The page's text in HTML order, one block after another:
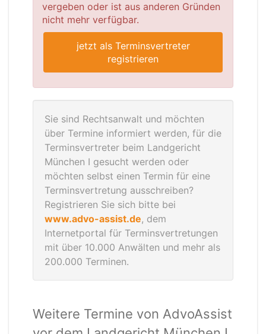
vergeben oder ist aus anderen Gründen
nicht mehr verfügbar.
jetzt als Terminsvertreter
registrieren
Sie sind Rechtsanwalt und möchten
über Termine informiert werden, für die
Terminsvertreter beim Landgericht
München I gesucht werden oder
möchten selbst einen Termin für eine
Terminsvertretung ausschreiben?
Registrieren Sie sich bitte bei
www.advo-assist.de, dem
Internetportal für Terminsvertretungen
mit über 10.000 Anwälten und mehr als
200.000 Terminen.
Weitere Termine von AdvoAssist